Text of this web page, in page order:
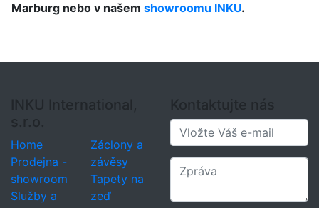
Marburg nebo v našem showroomu INKU.
INKU International,
s.r.o.
Home
Prodejna -
showroom
Služby a
Záclony a
závěsy
Tapety na
zeď
Kontaktujte nás